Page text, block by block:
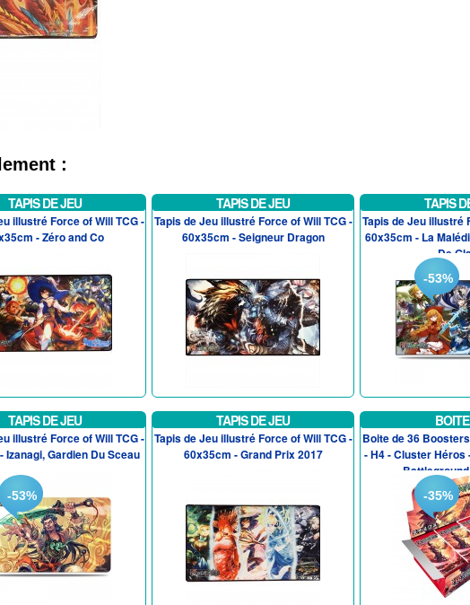
:
TAPIS DE JEU
illustré Force of Will TCG -
- Zéro and Co
TAPIS DE JEU
Tapis de Jeu illustré Force of Will TCG -
60x35cm - Seigneur Dragon
TAPIS
Tapis de Jeu illustré
60x35cm - La
De
-53%
TAPIS DE JEU
illustré Force of Will TCG -
Izanagi, Gardien Du Sceau
-53%
TAPIS DE JEU
Tapis de Jeu illustré Force of Will TCG -
60x35cm - Grand Prix 2017
Boite de 36
- H4 - Cluster
Battleground
-35%